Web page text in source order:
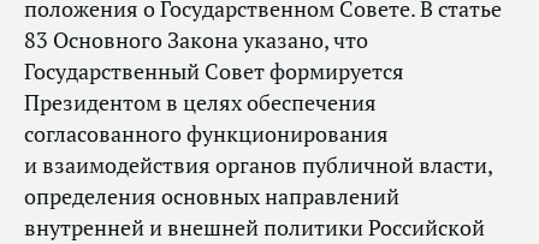
положения о Государственном Совете. В статье
83 Основного Закона указано, что
Государственный Совет формируется
Президентом в целях обеспечения
согласованного функционирования
и взаимодействия органов публичной власти,
определения основных направлений
внутренней и внешней политики Российской